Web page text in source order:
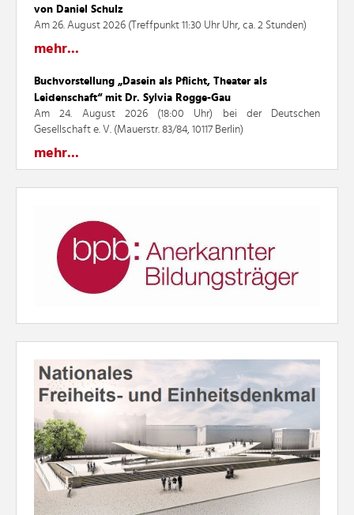
von Daniel Schulz
Am 26. August 2026 (Treffpunkt 11:30 Uhr Uhr, ca. 2 Stunden)
mehr...
Buchvorstellung „Dasein als Pflicht, Theater als
Leidenschaft“ mit Dr. Sylvia Rogge-Gau
Am 24. August 2026 (18:00 Uhr) bei der Deutschen
Gesellschaft e. V. (Mauerstr. 83/84, 10117 Berlin)
mehr...